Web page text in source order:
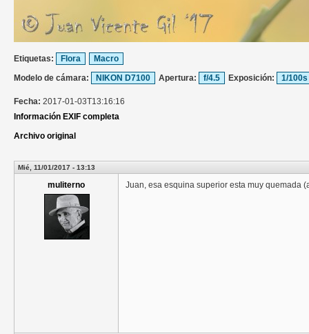
Etiquetas: Flora
Macro
Modelo de cámara:
NIKON D7100 Apertura: f/4.5 Exposición: 1/100s
Fecha: 2017-01-03T13:16:16
Información EXIF completa
Archivo original
Mié, 11/01/2017 - 13:13
muliterno Juan, esa esquina superior esta muy quemada